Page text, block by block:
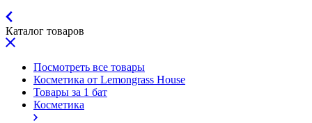
Каталог товаров
Посмотреть все товары
Косметика от Lemongrass House
Товары за 1 бат
Косметика